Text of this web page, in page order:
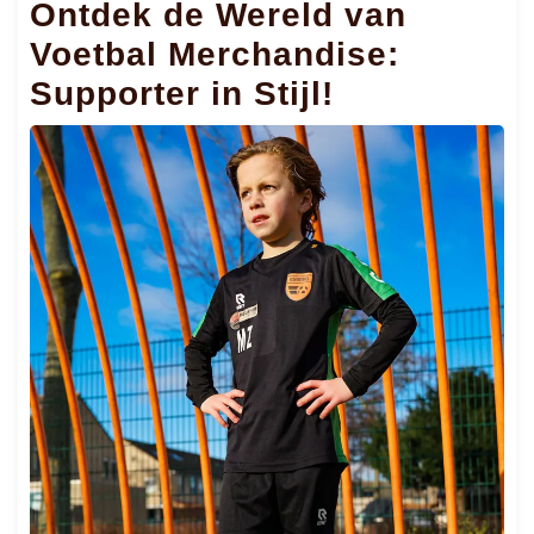
Ontdek de Wereld van
Voetbal Merchandise:
Supporter in Stijl!